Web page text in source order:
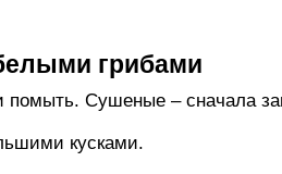
грибами
помыть. Сушеные – сначала
кусками.